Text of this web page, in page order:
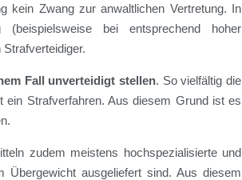
kein Zwang zur anwaltlichen Vertretung. In
(beispielsweise bei entsprechend hoher
Fall unverteidigt stellen. So vielfältig die
Strafverfahren. Aus diesem Grund ist es
zudem meistens hochspezialisierte und
Übergewicht ausgeliefert sind. Aus diesem